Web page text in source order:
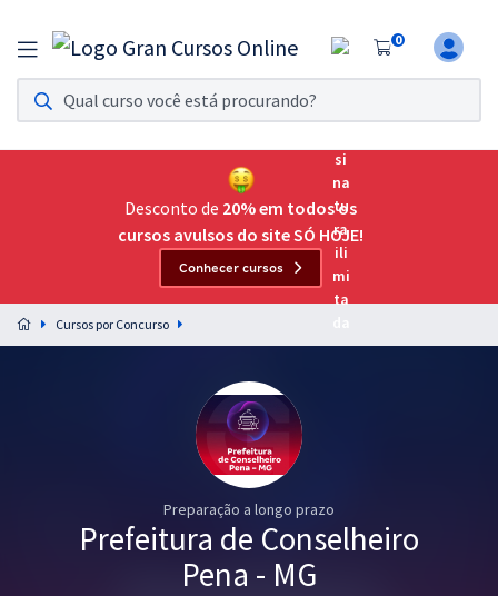
0
Assinatura Ilimitada 11
Acesso a todos os cursos. Teste grátis por 7 dias!
Assinatura OAB Até Passar
Acesso ilimitado a toda preparação para o Exame da
Preparação completa e intensiva para as principais
residências em saúde do Brasil
Desconto de 20% em todos os
cursos avulsos do site SÓ HOJE!
Conhecer cursos
Cursos por Concurso
Preparação a longo prazo
Prefeitura de Conselheiro
Pena - MG